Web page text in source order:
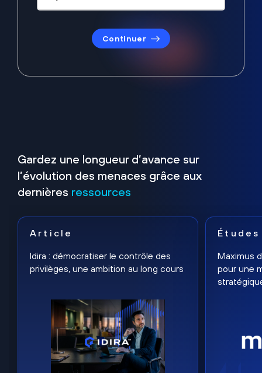
Continuer
Gardez une longueur d’avance sur
l’évolution des menaces grâce aux
dernières ressources
Article
Idira : démocratiser le contrôle des
privilèges, une ambition au long cours
Études
Maximus
pour une